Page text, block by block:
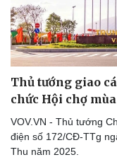
Thủ tướng giao
chức Hội chợ
VOV.VN - Thủ tướng
điện số 172/CĐ-TTg
Thu năm 2025.